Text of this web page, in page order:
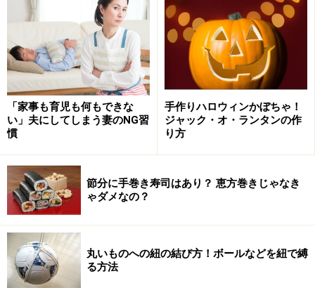
それと同じです。超多忙な夫を支える妻は、いつまでそ
んな状況が続くのかと不安です。ですから忙しいときこ
そ、その状態がいつまで続きそうなのか、見通しを伝え
たとえば「来月末に大事なプレゼンテーションがあるか
ら、それまでは迷惑かけるけどごめんね」などと。見通
しが立てば妻の不安も軽減されます。さらに「家のこと
してくれてありがとう」と感謝を伝えたり、「プレゼン
テーションが終わったら家族で旅行に行こうか」などと
「家事も育児も何もできな
い」夫にしてしまう妻のNG習
慣
手作りハロウィンかぼちゃ！
ジャック・オ・ランタンの作
り方
節分に手巻き寿司はあり？ 恵方巻きじゃなき
ゃダメなの？
丸いものへの紐の結び方！ボールなどを紐で縛
る方法